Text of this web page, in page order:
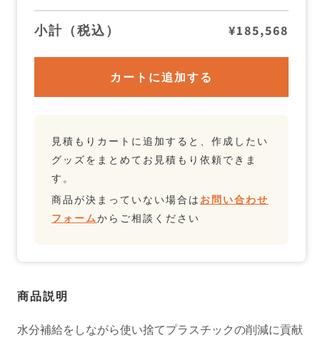
数
量
数
量
を
す
小計（税込） ¥185,568
カートに追加する
見積もりカートに追加すると、作成したい
グッズをまとめてお見積もり依頼できま
す。
商品が決まっていない場合は お問い合わせ
フォームからご相談ください
商品説明
水分補給をしながら使い捨てプラスチックの削減に貢献